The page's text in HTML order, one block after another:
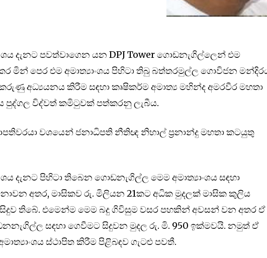
දැනට පවත්වාගෙන යන DPJ Tower ගොඩනැගිල්ලෙන් එම
කර මින් පෙර එම අමාත්‍යාංශය පිහිටා තිබු බත්තරමුල්ල ගොවිජන
අධ්‍යයනය කිරීම සඳහා කෘෂිකර්ම අමාත්‍ය මහින්ද අමරවීර මහතා
පුද්ගල විද්වත් කමිටුවක් පත්කරනු ලැබීය.
වශයෙන් ජනාධිපති නීතිඥ නිහාල් ප්‍රනාන්දු මහතා කටයුතු
දැනට පිහිටා තිබෙන ගොඩනැගිල්ල මෙම අමාත්‍යාංශය සඳහා
අතර, මාසිකව රු. මිලියන 21කට අධික මුදලක් මාසික කුලිය
තිබේ. එමෙන්ම මෙම බදු ගිවිසුම වසර පහකින් අවසන් වන අතර ඒ
සඳහා ගෙවීමට සිදුවන මුදල රු. මි. 950 ඉක්මවයි. නමුත් ඒ
ස්ථාපිත කිරීම පිළිබඳව ගැටළු පවතී.